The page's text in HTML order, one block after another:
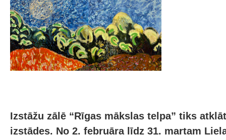
Izstāžu zālē “Rīgas mākslas telpa” tiks
izstādes. No 2. februāra līdz 31. martam